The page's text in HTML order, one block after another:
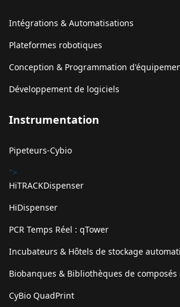
Intégrations & Automatisations
Plateformes robotiques
Conception & Programmation
Développement de logiciels
Instrumentation
Pipeteurs-Cybio
">
HiTRACKDispenser
HiDispenser
PCR Temps Réel : qTower
Incubateurs & Hôtels de stockage
Biobanques & Bibliothèques de composés
CyBio QuadPrint